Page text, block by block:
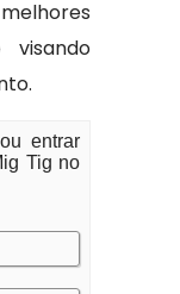
visando
entrar
Tig no